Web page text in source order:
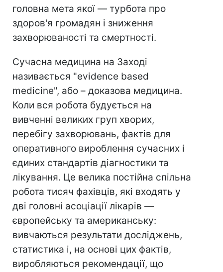
головна мета якої — турбота про
здоров'я громадян і зниження
захворюваності та смертності.
Сучасна медицина на Заході
називається "evidence based
medicine", або – доказова медицина.
Коли вся робота будується на
вивченні великих груп хворих,
перебігу захворювань, фактів для
оперативного вироблення сучасних і
єдиних стандартів діагностики та
лікування. Це велика постійна спільна
робота тисяч фахівців, які входять у
дві головні асоціації лікарів —
європейську та американську:
вивчаються результати досліджень,
статистика і, на основі цих фактів,
виробляються рекомендації, що